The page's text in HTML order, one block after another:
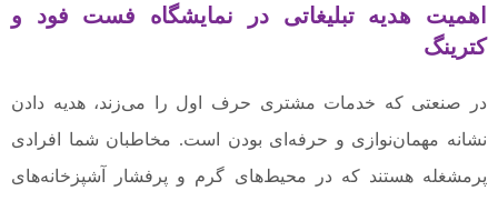
اهمیت هدیه تبلیغاتی در نمایشگاه فست فود و
کترینگ
در صنعتی که خدمات مشتری حرف اول را می‌زند، هدیه دادن
نشانه مهمان‌نوازی و حرفه‌ای بودن است. مخاطبان شما افرادی
پرمشغله هستند که در محیط‌های گرم و پرفشار آشپزخانه‌های